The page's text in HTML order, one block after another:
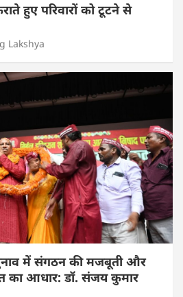
हुए परिवारों को टूटने से
Lakshya
में संगठन की मजबूती और
का आधार: डॉ. संजय कुमार